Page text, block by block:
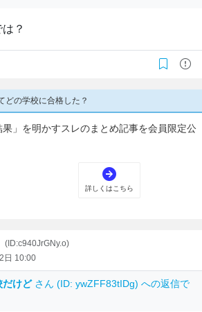
？
(ID:c940JrGNy.o)
日 10:00
だけど さん (ID: ywZFF83tIDg) への返信で